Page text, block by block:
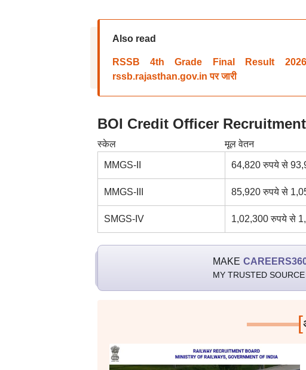
Also read
RSSB 4th Grade Final Result
rssb.rajasthan.gov.in पर जारी
BOI Credit Officer Recruitment
स्केल मूल वेतन
MMGS-II 64,820 रुपये से
MMGS-III 85,920 रुपये से
SMGS-IV 1,02,300 रुपये से
MAKE
MY TRUSTED SOURCE
[